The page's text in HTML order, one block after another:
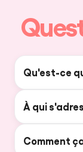
Qu'est-ce
À qui
Comment